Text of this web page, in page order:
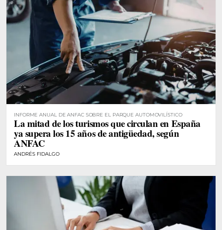
INFORME ANUAL DE ANFAC SOBRE EL PARQUE AUTOMOVILÍSTICO
La mitad de los turismos que circulan en España
ya supera los 15 años de antigüedad, según
ANFAC
ANDRÉS FIDALGO